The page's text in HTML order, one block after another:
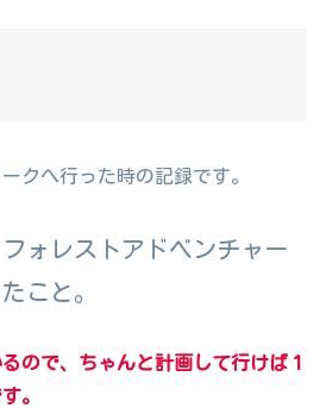
クへ行った時の記録です。
ォレストアドベンチャー
こと。
ので、ちゃんと計画して行けば１
。